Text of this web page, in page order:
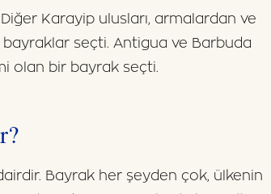
Karayip ulusları, armalardan ve
seçti. Antigua ve Barbuda
olan bir bayrak seçti.
Bayrak her şeyden çok, ülkenin